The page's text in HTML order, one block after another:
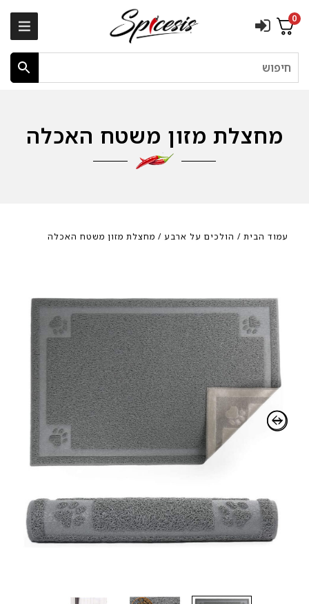
0
חיפוש
מחצלת מזון משטח האכלה
עמוד הבית / הולכים על ארבע / מחצלת מזון משטח האכלה